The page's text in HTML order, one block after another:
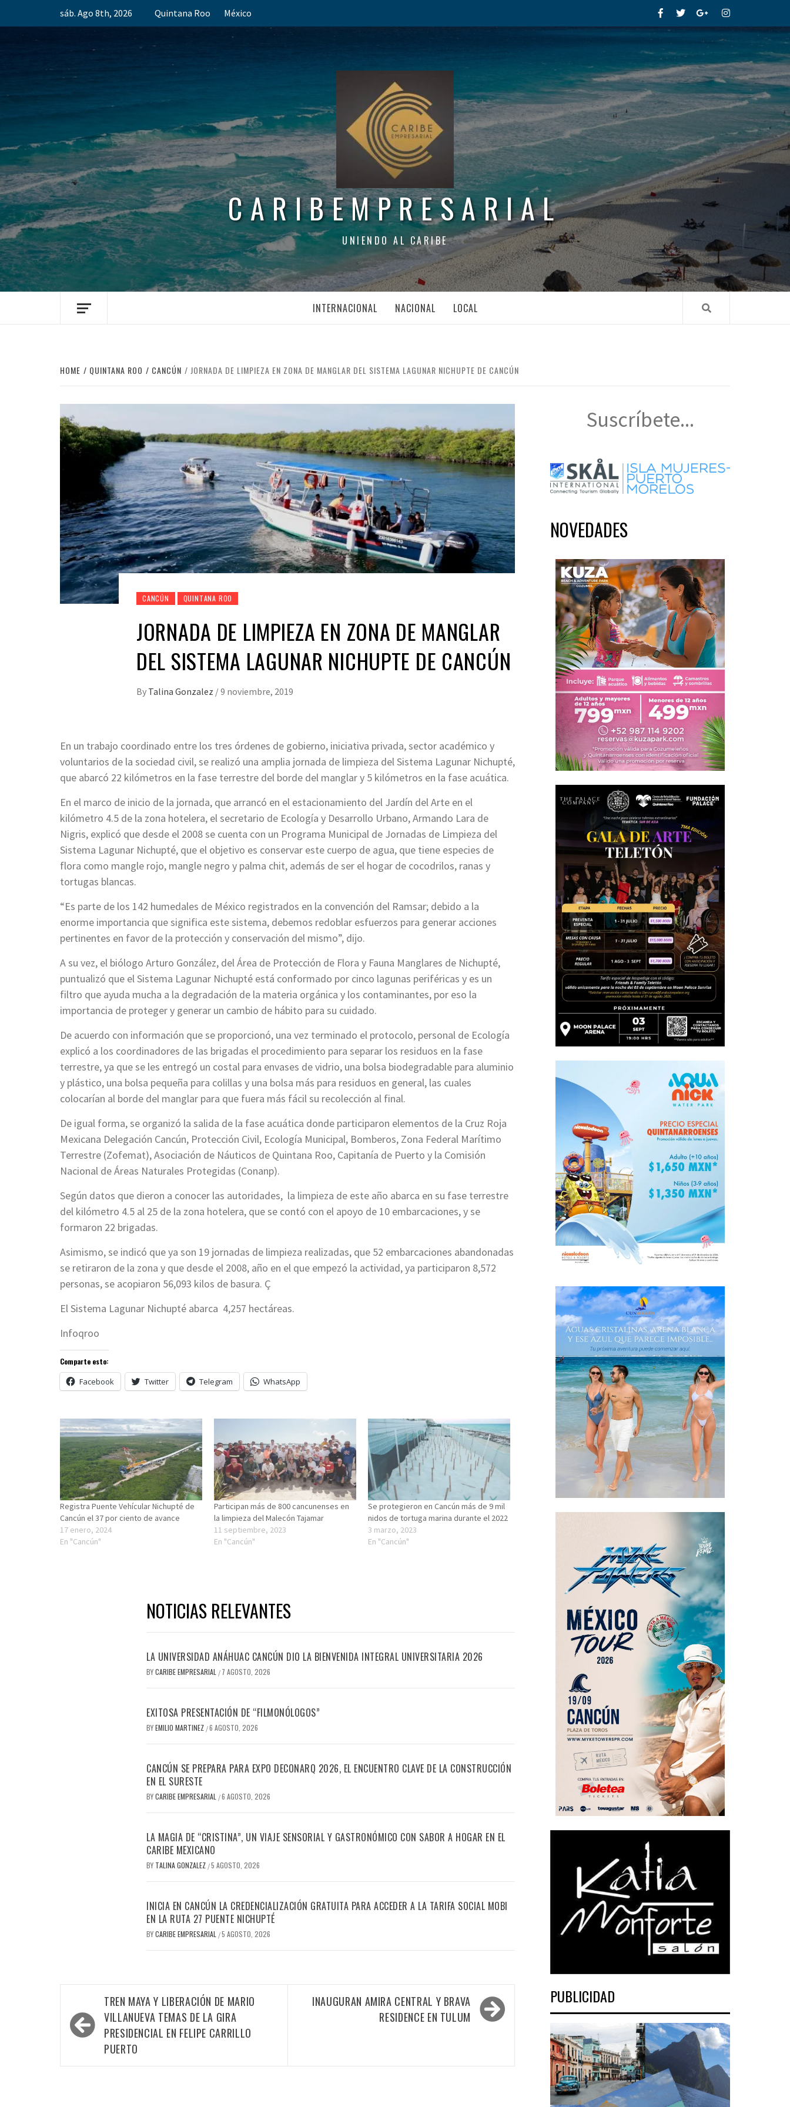
sáb. Ago 8th, 2026 Quintana Roo México FacebookTwitterGoogle+Instagram
CARIBEMPRESARIAL
UNIENDO AL CARIBE
INTERNACIONAL NACIONAL LOCAL
HOME QUINTANA ROO CANCÚN JORNADA DE LIMPIEZA EN ZONA DE MANGLAR DEL SISTEMA LAGUNAR NICHUPTE DE CANCÚN
CANCÚN QUINTANA ROO
JORNADA DE LIMPIEZA EN ZONA DE MANGLAR
DEL SISTEMA LAGUNAR NICHUPTE DE CANCÚN
By Talina Gonzalez /9 noviembre, 2019
En un trabajo coordinado entre los tres órdenes de gobierno, iniciativa privada, sector académico y
voluntarios de la sociedad civil, se realizó una amplia jornada de limpieza del Sistema Lagunar Nichupté,
que abarcó 22 kilómetros en la fase terrestre del borde del manglar y 5 kilómetros en la fase acuática.
En el marco de inicio de la jornada, que arrancó en el estacionamiento del Jardín del Arte en el
kilómetro 4.5 de la zona hotelera, el secretario de Ecología y Desarrollo Urbano, Armando Lara de
Nigris, explicó que desde el 2008 se cuenta con un Programa Municipal de Jornadas de Limpieza del
Sistema Lagunar Nichupté, que el objetivo es conservar este cuerpo de agua, que tiene especies de
flora como mangle rojo, mangle negro y palma chit, además de ser el hogar de cocodrilos, ranas y
tortugas blancas.
“Es parte de los 142 humedales de México registrados en la convención del Ramsar; debido a la
enorme importancia que significa este sistema, debemos redoblar esfuerzos para generar acciones
pertinentes en favor de la protección y conservación del mismo”, dijo.
A su vez, el biólogo Arturo González, del Área de Protección de Flora y Fauna Manglares de Nichupté,
puntualizó que el Sistema Lagunar Nichupté está conformado por cinco lagunas periféricas y es un
filtro que ayuda mucha a la degradación de la materia orgánica y los contaminantes, por eso la
importancia de proteger y generar un cambio de hábito para su cuidado.
De acuerdo con información que se proporcionó, una vez terminado el protocolo, personal de Ecología
explicó a los coordinadores de las brigadas el procedimiento para separar los residuos en la fase
terrestre, ya que se les entregó un costal para envases de vidrio, una bolsa biodegradable para aluminio
y plástico, una bolsa pequeña para colillas y una bolsa más para residuos en general, las cuales
colocarían al borde del manglar para que fuera más fácil su recolección al final.
De igual forma, se organizó la salida de la fase acuática donde participaron elementos de la Cruz Roja
Mexicana Delegación Cancún, Protección Civil, Ecología Municipal, Bomberos, Zona Federal Marítimo
Terrestre (Zofemat), Asociación de Náuticos de Quintana Roo, Capitanía de Puerto y la Comisión
Nacional de Áreas Naturales Protegidas (Conanp).
Según datos que dieron a conocer las autoridades, la limpieza de este año abarca en su fase terrestre
del kilómetro 4.5 al 25 de la zona hotelera, que se contó con el apoyo de 10 embarcaciones, y se
formaron 22 brigadas.
Asimismo, se indicó que ya son 19 jornadas de limpieza realizadas, que 52 embarcaciones abandonadas
se retiraron de la zona y que desde el 2008, año en el que empezó la actividad, ya participaron 8,572
personas, se acopiaron 56,093 kilos de basura. Ç
El Sistema Lagunar Nichupté abarca 4,257 hectáreas.
Infoqroo
Comparte esto:
Facebook Twitter Telegram WhatsApp
Registra Puente Vehícular Nichupté de
Cancún el 37 por ciento de avance
17 enero, 2024
En "Cancún"
Participan más de 800 cancunenses en
la limpieza del Malecón Tajamar
11 septiembre, 2023
En "Cancún"
Se protegieron en Cancún más de 9 mil
nidos de tortuga marina durante el 2022
3 marzo, 2023
En "Cancún"
NOTICIAS RELEVANTES
LA UNIVERSIDAD ANÁHUAC CANCÚN DIO LA BIENVENIDA INTEGRAL UNIVERSITARIA 2026
BYCARIBE EMPRESARIAL / 7 AGOSTO, 2026
EXITOSA PRESENTACIÓN DE “FILMONÓLOGOS”
BYEMILIO MARTINEZ /6 AGOSTO, 2026
CANCÚN SE PREPARA PARA EXPO DECONARQ 2026, EL ENCUENTRO CLAVE DE LA CONSTRUCCIÓN
EN EL SURESTE
BYCARIBE EMPRESARIAL /6 AGOSTO, 2026
LA MAGIA DE “CRISTINA”, UN VIAJE SENSORIAL Y GASTRONÓMICO CON SABOR A HOGAR EN EL
CARIBE MEXICANO
BY TALINA GONZALEZ /5 AGOSTO, 2026
INICIA EN CANCÚN LA CREDENCIALIZACIÓN GRATUITA PARA ACCEDER A LA TARIFA SOCIAL MOBI
EN LA RUTA 27 PUENTE NICHUPTÉ
BYCARIBE EMPRESARIAL /5 AGOSTO, 2026
Navegación
de
entradas
TREN MAYA Y LIBERACIÓN DE MARIO
VILLANUEVA TEMAS DE LA GIRA
PRESIDENCIAL EN FELIPE CARRILLO
PUERTO
INAUGURAN AMIRA CENTRAL Y BRAVA
RESIDENCE EN TULUM
Suscríbete...
NOVEDADES
PUBLICIDAD